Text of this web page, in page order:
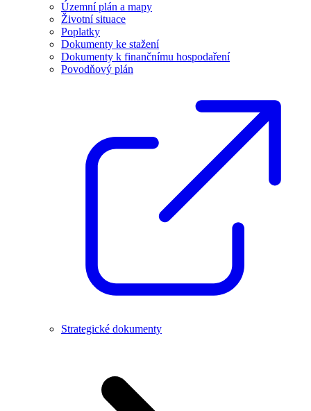
Územní plán a mapy
Životní situace
Poplatky
Dokumenty ke stažení
Dokumenty k finančnímu hospodaření
Povodňový plán
Strategické dokumenty